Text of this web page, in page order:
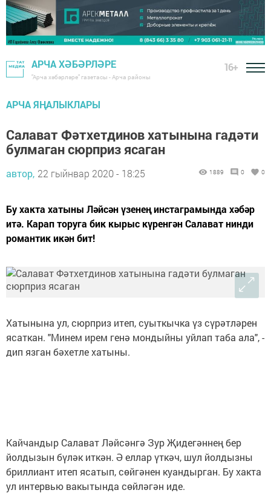
АРЧА ХӘБӘРЛӘРЕ
"Арча хәбәрләре" газетасы - Арча районы
16+
АРЧА ЯҢАЛЫКЛАРЫ
Салават Фәтхетдинов хатынына гадәти
булмаган сюрприз ясаган
автор, 22 гыйнвар 2020 - 18:25 1889 0 0
Бу хакта хатыны Ләйсән үзенең инстаграмында хәбәр
итә. Карап торуга бик кырыс күренгән Салават нинди
романтик икән бит!
Хатынына ул, сюрприз итеп, суыткычка үз сүрәтләрен
ясаткан. "Минем ирем генә мондыйны уйлап таба ала", -
дип язган бәхетле хатыны.
Кайчандыр Салават Ләйсәнгә Зур Җидегәннең бер
йолдызын бүләк иткән. Ә еллар үткәч, шул йолдызны
бриллиант итеп ясатып, сөйгәнен куандырган. Бу хакта
ул интервью вакытында сөйләгән иде.